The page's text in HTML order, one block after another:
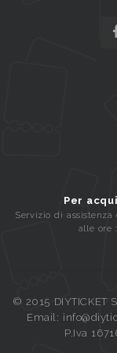
Per
Servizio di
alle ore
© 2015 DIYTICKET
Email:
P.Iva